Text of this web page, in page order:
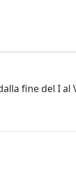
fine del I al